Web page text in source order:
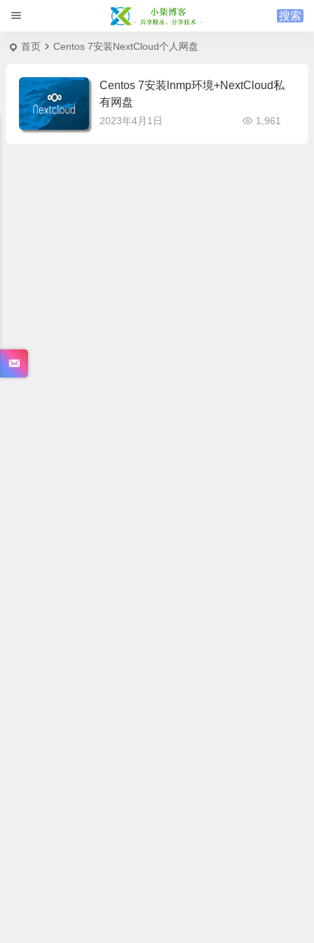
首页 Centos 7安装NextCloud个人网盘
Centos 7安装lnmp环境+NextCloud私
有网盘
2023年4月1日 1,961